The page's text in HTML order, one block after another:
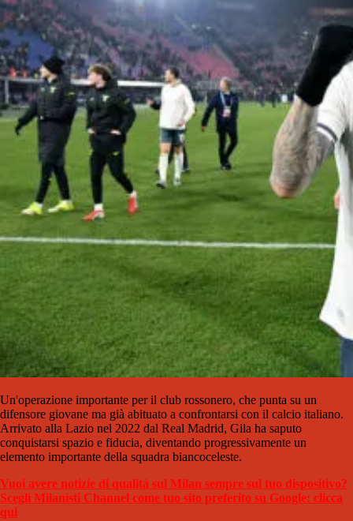
Un'operazione importante per il club rossonero, che punta su un
difensore giovane ma già abituato a confrontarsi con il calcio italiano.
Arrivato alla Lazio nel 2022 dal Real Madrid, Gila ha saputo
conquistarsi spazio e fiducia, diventando progressivamente un
elemento importante della squadra biancoceleste.
Vuoi avere notizie di qualità sul Milan sempre sul tuo dispositivo?
Scegli Milanisti Channel come tuo sito preferito su Google: clicca
qui